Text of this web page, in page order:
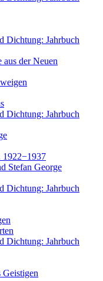
Dichtung: Jahrbuch
der Neuen
Dichtung: Jahrbuch
1922−1937
Stefan George
Dichtung: Jahrbuch
Dichtung: Jahrbuch
Geistigen